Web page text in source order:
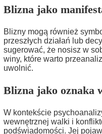
Blizna jako
Blizny mogą również
przeszłych działań lub
sugerować, że nosisz w
winy, które warto
uwolnić.
Blizna jako oznaka
W kontekście
wewnętrznej walki i
podświadomości. Jej